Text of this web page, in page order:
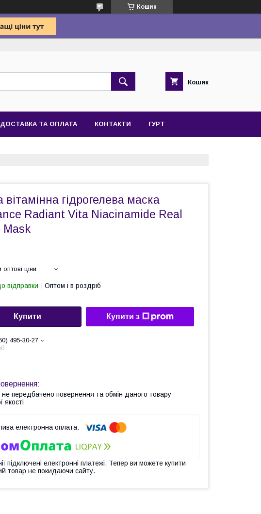
Кошик
Кошик
ДОСТАВКА ТА ОПЛАТА КОНТАКТИ ГУРТ
вітамінна гідрогелева маска
Radiant Vita Niacinamide Real
Mask
ціни
відправки Оптом і в роздріб
Купити Купити з
495-30-27
передбачено повернення та обмін даного товару
якості
підключені електронні платежі. Тепер ви можете купити
товар не покидаючи сайту.